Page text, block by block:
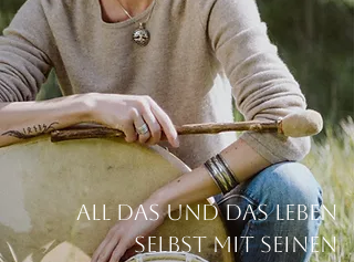
All das und das Leben
selbst mit seinen